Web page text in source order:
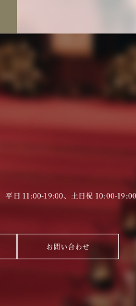
平日 11:00-19:00、土日祝 10:00-19:00
お問い合わせ